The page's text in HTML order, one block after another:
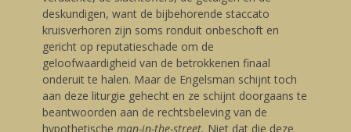
deskundigen, want de bijbehorende staccato
kruisverhoren zijn soms ronduit onbeschoft en
gericht op reputatieschade om de
geloofwaardigheid van de betrokkenen finaal
onderuit te halen. Maar de Engelsman schijnt toch
aan deze liturgie gehecht en ze schijnt doorgaans te
beantwoorden aan de rechtsbeleving van de
hypothetische man-in-the-street. Niet dat die deze